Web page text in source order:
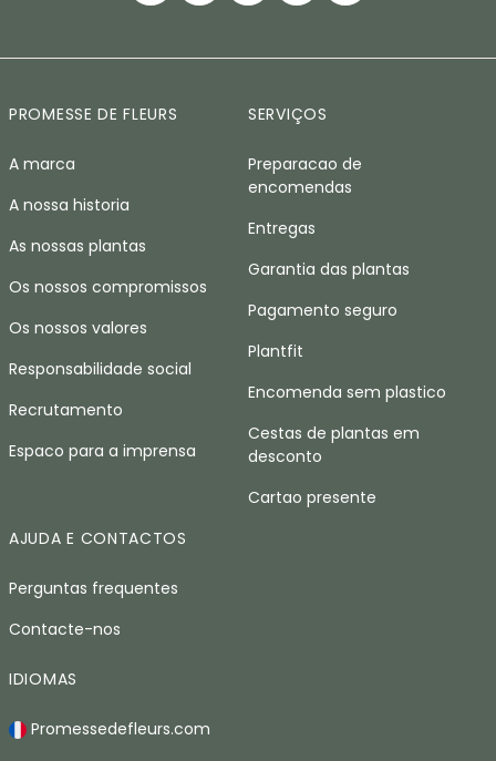
PROMESSE DE FLEURS
A marca
A nossa historia
As nossas plantas
Os nossos compromissos
Os nossos valores
Responsabilidade social
Recrutamento
Espaco para a imprensa
SERVIÇOS
Preparacao de
encomendas
Entregas
Garantia das plantas
Pagamento seguro
Plantfit
Encomenda sem plastico
Cestas de plantas em
desconto
Cartao presente
AJUDA E CONTACTOS
Perguntas frequentes
Contacte-nos
IDIOMAS
Promessedefleurs.com